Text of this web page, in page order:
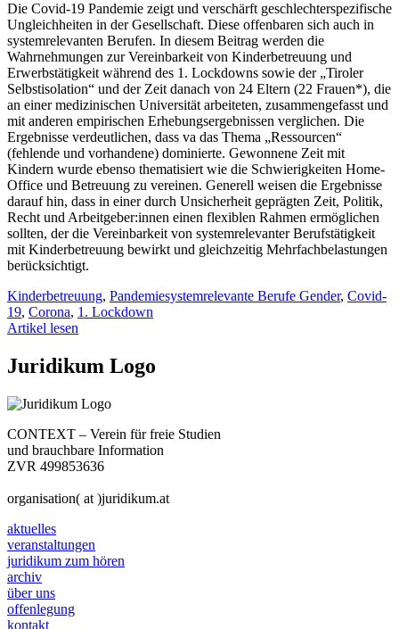
Die Covid-19 Pandemie zeigt und verschärft geschlechterspezifische
Ungleichheiten in der Gesellschaft. Diese offenbaren sich auch in
systemrelevanten Berufen. In diesem Beitrag werden die
Wahrnehmungen zur Vereinbarkeit von Kinderbetreuung und
Erwerbstätigkeit während des 1. Lockdowns sowie der „Tiroler
Selbstisolation“ und der Zeit danach von 24 Eltern (22 Frauen*), die
an einer medizinischen Universität arbeiteten, zusammengefasst und
mit anderen empirischen Erhebungsergebnissen verglichen. Die
Ergebnisse verdeutlichen, dass va das Thema „Ressourcen“
(fehlende und vorhandene) dominierte. Gewonnene Zeit mit
Kindern wurde ebenso thematisiert wie die Schwierigkeiten Home-
Office und Betreuung zu vereinen. Generell weisen die Ergebnisse
darauf hin, dass in einer durch Unsicherheit geprägten Zeit, Politik,
Recht und Arbeitgeber:innen einen flexiblen Rahmen ermöglichen
sollten, der die Vereinbarkeit von systemrelevanter Berufstätigkeit
mit Kinderbetreuung bewirkt und gleichzeitig Mehrfachbelastungen
berücksichtigt.
Kinderbetreuung, Pandemiesystemrelevante Berufe Gender, Covid-
19, Corona, 1. Lockdown
Artikel lesen
Juridikum Logo
CONTEXT – Verein für freie Studien
und brauchbare Information
ZVR 499853636
organisation( at )juridikum.at
aktuelles
veranstaltungen
juridikum zum hören
archiv
über uns
offenlegung
kontakt